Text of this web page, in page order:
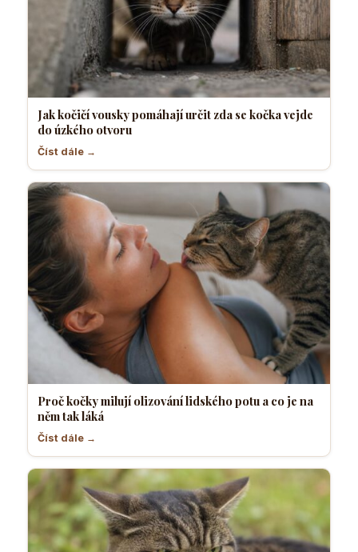
Jak kočičí vousky pomáhají určit zda se kočka vejde
do úzkého otvoru
Číst dále →
Proč kočky milují olizování lidského potu a co je na
něm tak láká
Číst dále →